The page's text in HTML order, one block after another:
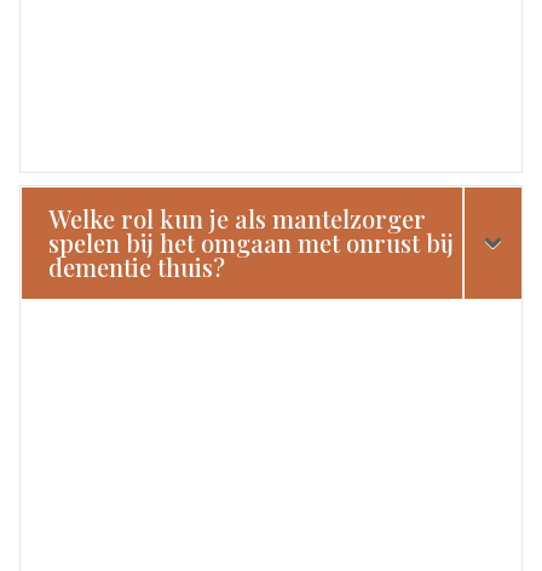
Welke rol kun je als mantelzorger
spelen bij het omgaan met onrust bij
dementie thuis?